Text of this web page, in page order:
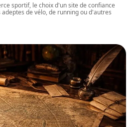
sportif, le choix d'un site de confiance
de vélo, de running ou d'autres